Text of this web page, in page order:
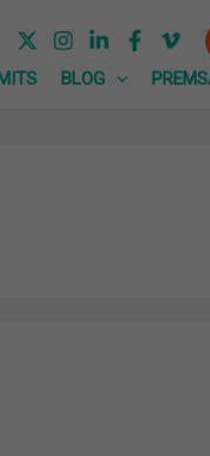
BLOG